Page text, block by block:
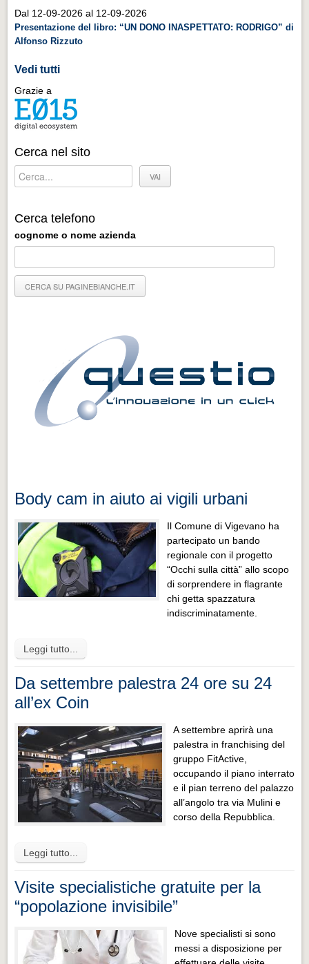
Dal 12-09-2026 al 12-09-2026
Presentazione del libro: “UN DONO INASPETTATO: RODRIGO” di
Alfonso Rizzuto
Vedi tutti
Grazie a
Cerca nel sito
Cerca telefono
cognome o nome azienda
Body cam in aiuto ai vigili urbani
Il Comune di Vigevano ha
partecipato un bando
regionale con il progetto
“Occhi sulla città” allo scopo
di sorprendere in flagrante
chi getta spazzatura
indiscriminatamente.
Leggi tutto...
Da settembre palestra 24 ore su 24
all’ex Coin
A settembre aprirà una
palestra in franchising del
gruppo FitActive,
occupando il piano interrato
e il pian terreno del palazzo
all’angolo tra via Mulini e
corso della Repubblica.
Leggi tutto...
Visite specialistiche gratuite per la
“popolazione invisibile”
Nove specialisti si sono
messi a disposizione per